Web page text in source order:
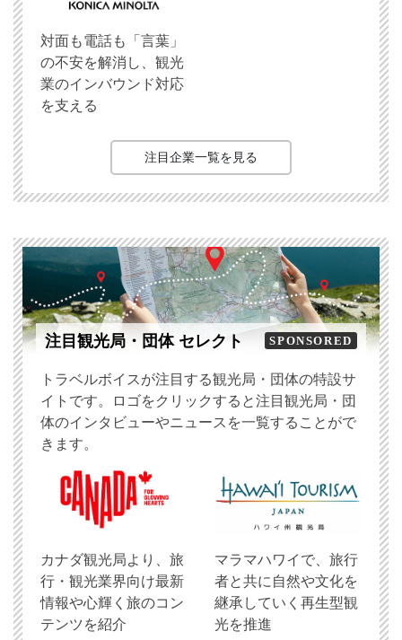
対面も電話も「言葉」
の不安を解消し、観光
業のインバウンド対応
を支える
注目企業一覧を見る
注目観光局・団体 セレクト SPONSORED
トラベルボイスが注目する観光局・団体の特設サ
イトです。ロゴをクリックすると注目観光局・団
体のインタビューやニュースを一覧することがで
きます。
​カナダ観光局より、旅
行・観光業界向け最新
情報や心輝く旅のコン
テンツを紹介
マラマハワイで、旅行
者と共に自然や文化を
継承していく再生型観
光を推進